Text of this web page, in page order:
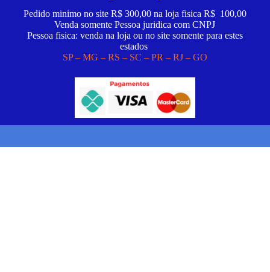
Pedido minimo no site R$ 300,00 na loja fisica R$ 100,00
Venda somente Pessoa juridica com CNPJ
Pessoa fisica: venda na loja ou no site somente para estes
estados
SP – MG – RS – SC – PR – RJ – GO